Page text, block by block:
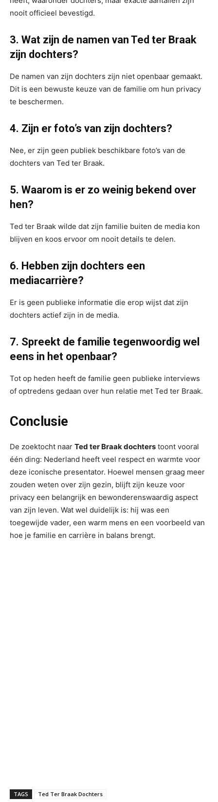
nooit officieel bevestigd.
3. Wat zijn de namen van Ted ter Braak
zijn dochters?
De namen van zijn dochters zijn niet openbaar gemaakt.
Dit is een bewuste keuze van de familie om hun privacy
te beschermen.
4. Zijn er foto’s van zijn dochters?
Nee, er zijn geen publiek beschikbare foto’s van de
dochters van Ted ter Braak.
5. Waarom is er zo weinig bekend over
hen?
Ted ter Braak wilde dat zijn familie buiten de media kon
blijven en koos ervoor om nooit details te delen.
6. Hebben zijn dochters een
mediacarrière?
Er is geen publieke informatie die erop wijst dat zijn
dochters actief zijn in de media.
7. Spreekt de familie tegenwoordig wel
eens in het openbaar?
Tot op heden heeft de familie geen publieke interviews
of optredens gedaan over hun relatie met Ted ter Braak.
Conclusie
De zoektocht naar Ted ter Braak dochters toont vooral
één ding: Nederland heeft veel respect en warmte voor
deze iconische presentator. Hoewel mensen graag meer
zouden weten over zijn gezin, blijft zijn keuze voor
privacy een belangrijk en bewonderenswaardig aspect
van zijn leven. Wat wel duidelijk is: hij was een
toegewijde vader, een warm mens en een voorbeeld van
hoe je familie en carrière in balans brengt.
TAGS Ted Ter Braak Dochters